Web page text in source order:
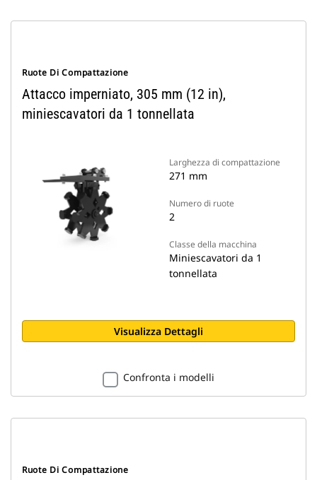
Ruote Di Compattazione
Attacco imperniato, 305 mm (12 in),
miniescavatori da 1 tonnellata
Larghezza di compattazione
271 mm
Numero di ruote
2
Classe della macchina
Miniescavatori da 1
tonnellata
Visualizza Dettagli
Confronta i modelli
Ruote Di Compattazione